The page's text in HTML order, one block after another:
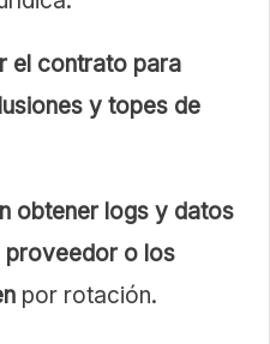
el contrato para
y topes de
obtener logs y datos
proveedor o los
por rotación.